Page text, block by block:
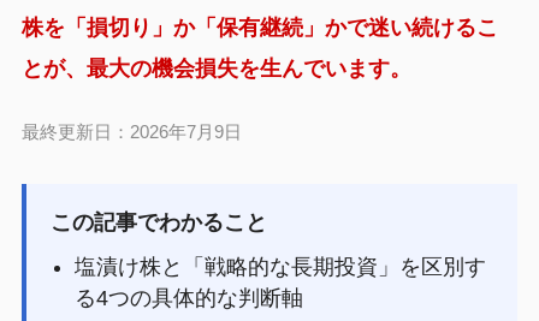
株を「損切り」か「保有継続」かで迷い続けるこ
とが、最大の機会損失を生んでいます。
最終更新日：2026年7月9日
この記事でわかること
塩漬け株と「戦略的な長期投資」を区別す
る4つの具体的な判断軸